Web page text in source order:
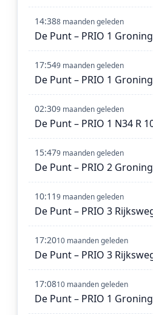
14:388 maanden geleden
De Punt – PRIO 1
17:549 maanden geleden
De Punt – PRIO 1
02:309 maanden geleden
De Punt – PRIO 1 N34 R
15:479 maanden geleden
De Punt – PRIO 2
10:119 maanden geleden
De Punt – PRIO 3
17:2010 maanden geleden
De Punt – PRIO 3
17:0810 maanden geleden
De Punt – PRIO 1